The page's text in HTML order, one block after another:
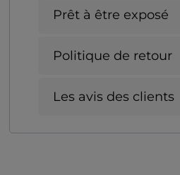
Prêt à être exposé
Politique de retour
Les avis des clients